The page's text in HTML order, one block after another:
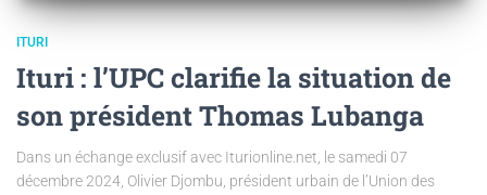
ITURI
Ituri : l’UPC clarifie la situation de
son président Thomas Lubanga
Dans un échange exclusif avec Iturionline.net, le samedi 07
décembre 2024, Olivier Djombu, président urbain de l’Union des